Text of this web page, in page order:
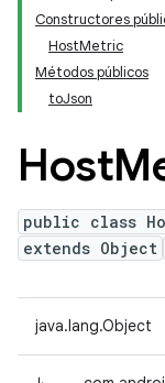
Constructores
HostMetric
Métodos públicos
toJson
Host
public class
extends Object
java.lang.Object